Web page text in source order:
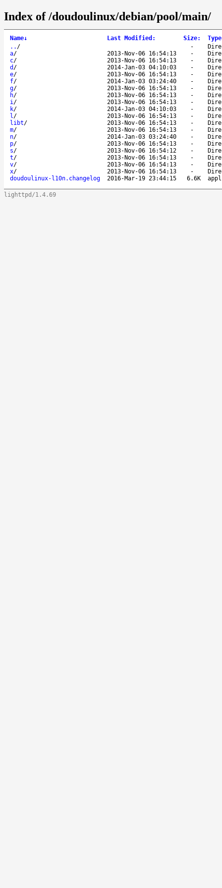
Index of /doudoulinux/debian/pool/main/
Name↓ Last Modified : Size: Type
.. / -
a/ 2013-Nov-06 16:54:13 -
c/ 2013-Nov-06 16:54:13 -
d / 2014-Jan-03 04:10:03 -
e/ 2013-Nov-06 16:54:13 -
f/ 2014-Jan-03 03:24:40 -
g/ 2013-Nov-06 16:54:13 -
h/ 2013-Nov-06 16:54:13 -
i/ 2013-Nov-06 16:54:13 -
k/ 2014-Jan-03 04:10:03 -
l/ 2013-Nov-06 16:54:13 -
libt/ 2013-Nov-06 16:54:13 -
m/ 2013-Nov-06 16:54:13 -
n/ 2014-Jan-03 03:24:40 -
p/ 2013-Nov-06 16:54:13 -
s/ 2013-Nov-06 16:54:12 -
t/ 2013-Nov-06 16:54:13 -
v/ 2013-Nov-06 16:54:13 -
x/ 2013-Nov-06 16:54:13 -
doudoulinux-l10n.changelog
2016-Mar-19 23:44:15 6.6K
lighttpd/1.4.69